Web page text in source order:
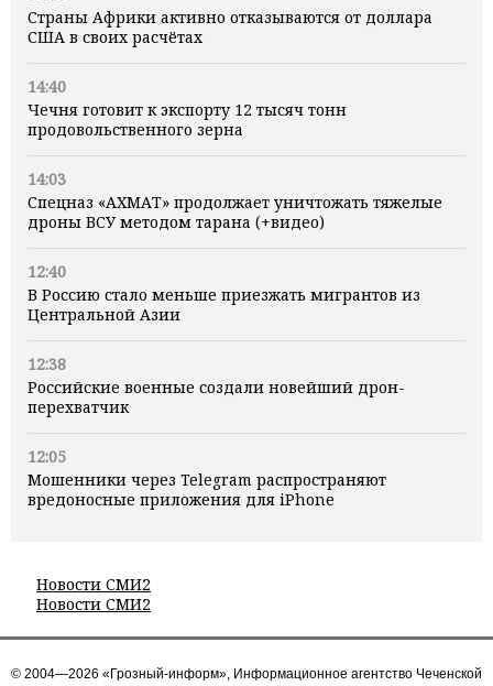
Страны Африки активно отказываются от доллара
США в своих расчётах
14:40
Чечня готовит к экспорту 12 тысяч тонн
продовольственного зерна
14:03
Спецназ «АХМАТ» продолжает уничтожать тяжелые
дроны ВСУ методом тарана (+видео)
12:40
В Россию стало меньше приезжать мигрантов из
Центральной Азии
12:38
Российские военные создали новейший дрон-
перехватчик
12:05
Мошенники через Telegram распространяют
вредоносные приложения для iPhone
Новости СМИ2
Новости СМИ2
© 2004—2026 «Грозный-информ», Информационное агентство Чеченской